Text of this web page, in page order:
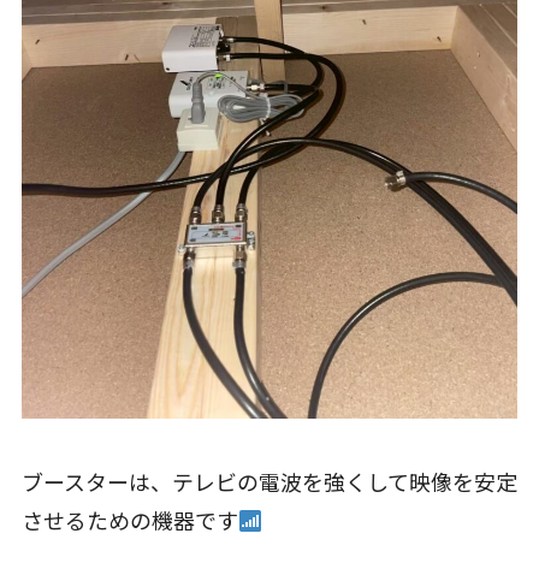
ブースターは、テレビの電波を強くして映像を安定
させるための機器です